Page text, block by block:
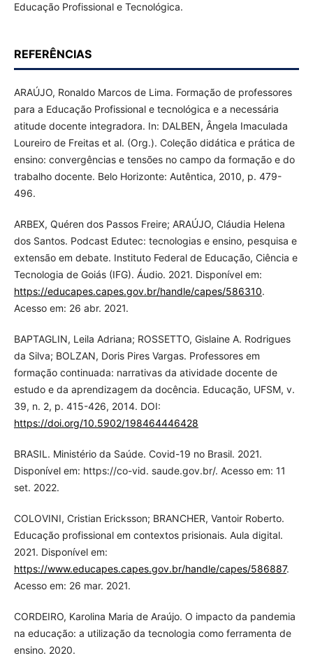
Educação Profissional e Tecnológica.
REFERÊNCIAS
ARAÚJO, Ronaldo Marcos de Lima. Formação de professores
para a Educação Profissional e tecnológica e a necessária
atitude docente integradora. In: DALBEN, Ângela Imaculada
Loureiro de Freitas et al. (Org.). Coleção didática e prática de
ensino: convergências e tensões no campo da formação e do
trabalho docente. Belo Horizonte: Autêntica, 2010, p. 479-
496.
ARBEX, Quéren dos Passos Freire; ARAÚJO, Cláudia Helena
dos Santos. Podcast Edutec: tecnologias e ensino, pesquisa e
extensão em debate. Instituto Federal de Educação, Ciência e
Tecnologia de Goiás (IFG). Áudio. 2021. Disponível em:
https://educapes.capes.gov.br/handle/capes/586310.
Acesso em: 26 abr. 2021.
BAPTAGLIN, Leila Adriana; ROSSETTO, Gislaine A. Rodrigues
da Silva; BOLZAN, Doris Pires Vargas. Professores em
formação continuada: narrativas da atividade docente de
estudo e da aprendizagem da docência. Educação, UFSM, v.
39, n. 2, p. 415-426, 2014. DOI:
https://doi.org/10.5902/198464446428
BRASIL. Ministério da Saúde. Covid-19 no Brasil. 2021.
Disponível em: https://co-vid. saude.gov.br/. Acesso em: 11
set. 2022.
COLOVINI, Cristian Ericksson; BRANCHER, Vantoir Roberto.
Educação profissional em contextos prisionais. Aula digital.
2021. Disponível em:
https://www.educapes.capes.gov.br/handle/capes/586887.
Acesso em: 26 mar. 2021.
CORDEIRO, Karolina Maria de Araújo. O impacto da pandemia
na educação: a utilização da tecnologia como ferramenta de
ensino. 2020.